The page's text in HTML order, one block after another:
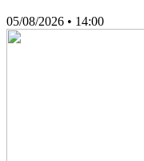
05/08/2026 • 14:00